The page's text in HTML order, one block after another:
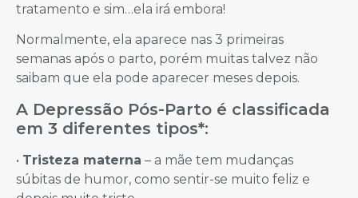
tratamento e sim…ela irá embora!
Normalmente, ela aparece nas 3 primeiras
semanas após o parto, porém muitas talvez não
saibam que ela pode aparecer meses depois.
A Depressão Pós-Parto é classificada
em 3 diferentes tipos*:
• Tristeza materna – a mãe tem mudanças
súbitas de humor, como sentir-se muito feliz e